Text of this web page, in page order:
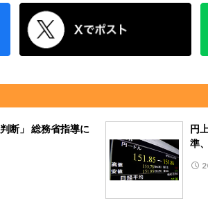
断」 総務省指導に
円
準